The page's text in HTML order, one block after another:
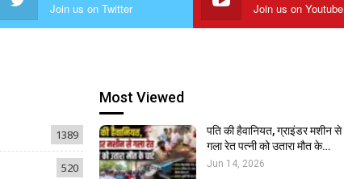
Join us on Twitter Join us on Youtube
1389
520
Most Viewed
पति की हैवानियत, ग्राइंडर मशीन से
गला रेत पत्नी को उतारा मौत के…
Jun 14, 2026